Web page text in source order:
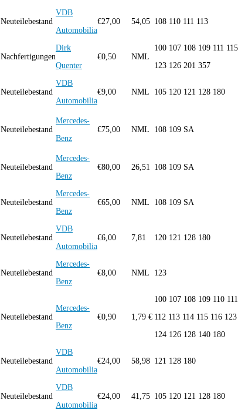
Neuteilebestand
VDB
Automobilia
€27,00 54,05 108 110 111 113
Nachfertigungen
Dirk
Quenter
€0,50 NML
100 107 108 109 111 115
123 126 201 357
Neuteilebestand
VDB
Automobilia
€9,00 NML 105 120 121 128 180
Neuteilebestand
Mercedes-
Benz
€75,00 NML 108 109 SA
Neuteilebestand
Mercedes-
Benz
€80,00 26,51 108 109 SA
Neuteilebestand
Mercedes-
Benz
€65,00 NML 108 109 SA
Neuteilebestand
VDB
Automobilia
€6,00 7,81 120 121 128 180
Neuteilebestand
Mercedes-
Benz
€8,00 NML 123
Neuteilebestand
Mercedes-
Benz
€0,90 1,79 €
100 107 108 109 110 111
112 113 114 115 116 123
124 126 128 140 180
Neuteilebestand
VDB
Automobilia
€24,00 58,98 121 128 180
Neuteilebestand
VDB
Automobilia
€24,00 41,75 105 120 121 128 180